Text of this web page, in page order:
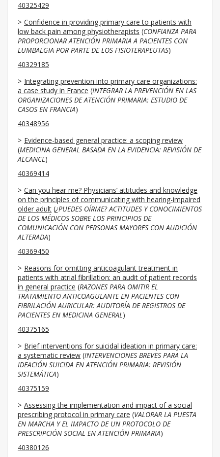
40325429
Confidence in providing primary care to patients with
low back pain among physiotherapists (CONFIANZA PARA
PROPORCIONAR ATENCIÓN PRIMARIA A PACIENTES CON
LUMBALGIA POR PARTE DE LOS FISIOTERAPEUTAS)
40329185
Integrating prevention into primary care organizations:
a case study in France (INTEGRAR LA PREVENCIÓN EN LAS
ORGANIZACIONES DE ATENCIÓN PRIMARIA: ESTUDIO DE
CASOS EN FRANCIA)
40348956
Evidence-based general practice: a scoping review
(MEDICINA GENERAL BASADA EN LA EVIDENCIA: REVISIÓN DE
ALCANCE)
40369414
Can you hear me? Physicians’ attitudes and knowledge
on the principles of communicating with hearing-impaired
older adult (¿PUEDES OÍRME?ACTITUDES Y CONOCIMIENTOS
DE LOS MÉDICOS SOBRE LOS PRINCIPIOS DE
COMUNICACIÓN CON PERSONAS MAYORES CON AUDICIÓN
ALTERADA)
40369450
Reasons for omitting anticoagulant treatment in
patients with atrial fibrillation: an audit of patient records
in general practice (RAZONES PARA OMITIR EL
TRATAMIENTO ANTICOAGULANTE EN PACIENTES CON
FIBRILACIÓN AURICULAR: AUDITORÍA DE REGISTROS DE
PACIENTES EN MEDICINA GENERAL)
40375165
Brief interventions for suicidal ideation in primary care:
a systematic review (INTERVENCIONES BREVES PARA LA
IDEACIÓN SUICIDA EN ATENCIÓN PRIMARIA: REVISIÓN
SISTEMÁTICA)
40375159
Assessing the implementation and impact of a social
prescribing protocol in primary care (VALORAR LA PUESTA
EN MARCHA Y EL IMPACTO DE UN PROTOCOLO DE
PRESCRIPCIÓN SOCIAL EN ATENCIÓN PRIMARIA)
40380126